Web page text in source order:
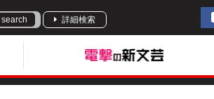
search 詳細検索